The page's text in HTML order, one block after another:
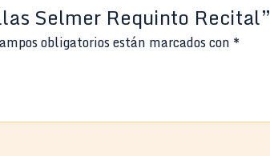
Selmer Requinto Recital”
obligatorios están marcados con *